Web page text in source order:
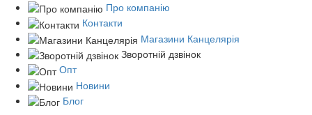
Про компанію
Контакти
Магазини Канцелярія
Зворотній дзвінок
Опт
Новини
Блог